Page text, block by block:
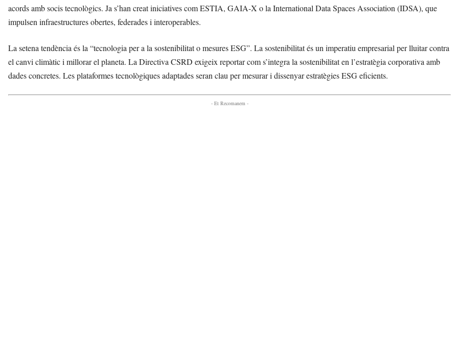
acords amb socis tecnològics. Ja s’han creat iniciatives com ESTIA, GAIA-X o la International Data Spaces Association (IDSA), que
impulsen infraestructures obertes, federades i interoperables.
La setena tendència és la “tecnologia per a la sostenibilitat o mesures ESG”. La sostenibilitat és un imperatiu empresarial per lluitar contra
el canvi climàtic i millorar el planeta. La Directiva CSRD exigeix reportar com s’integra la sostenibilitat en l’estratègia corporativa amb
dades concretes. Les plataformes tecnològiques adaptades seran clau per mesurar i dissenyar estratègies ESG eficients.
- Et Recomanem -